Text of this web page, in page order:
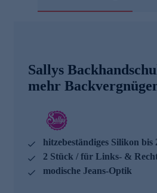
Sallys
mehr
hitzebeständiges Silikon
2 Stück / für Links- &
modische Jeans-Optik